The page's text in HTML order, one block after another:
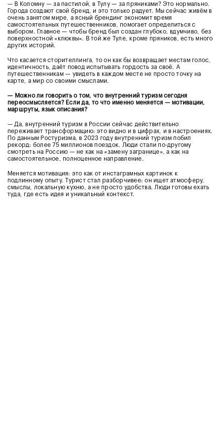
— В Коломну — за пастилой, в Тулу — за пряниками? Это нормально.
Города создают свой бренд, и это только радует. Мы сейчас живём в
очень занятом мире, а ясный брендинг экономит время
самостоятельных путешественников, помогает определиться с
выбором. Главное — чтобы бренд был создан глубоко, вдумчиво, без
поверхностной «клюквы». В той же Туле, кроме пряников, есть много
других историй.
Что касается сторителлинга, то он как бы возвращает местам голос,
идентичность, даёт повод испытывать гордость за своё. А
путешественникам — увидеть в каждом месте не просто точку на
карте, а мир со своими смыслами.
⁠— Можно ли говорить о том, что внутренний туризм сегодня
переосмысляется? Если да, то что именно меняется — мотивации,
маршруты, язык описания?
— Да, внутренний туризм в России сейчас действительно
переживает трансформацию: это видно и в цифрах, и в настроениях.
По данным Ростуризма, в 2023 году внутренний туризм побил
рекорд: более 75 миллионов поездок. Люди стали по-другому
смотреть на Россию — не как на «замену загранице», а как на
самостоятельное, полноценное направление.
Меняется мотивация: это как от инстаграмных картинок к
подлинному опыту. Турист стал разборчивее: он ищет атмосферу,
смыслы, локальную кухню, а не просто удобства. Люди готовы ехать
туда, где есть идея и уникальный контекст.